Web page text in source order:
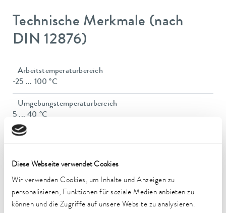
Diese Webseite verwendet Cookies
Wir verwenden Cookies, um Inhalte und Anzeigen zu
personalisieren, Funktionen für soziale Medien anbieten zu
können und die Zugriffe auf unsere Website zu analysieren.
Technische Merkmale (nach
DIN 12876)
Arbeitstemperaturbereich
-25 ... 100 °C
Umgebungstemperaturbereich
5 ... 40 °C
Temperaturkonstanz
1,15 kW
Leistungsaufnahme max.